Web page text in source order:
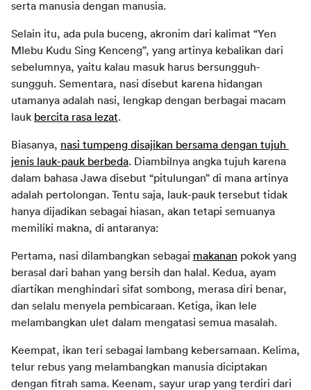
serta manusia dengan manusia.
Selain itu, ada pula buceng, akronim dari kalimat “Yen
Mlebu Kudu Sing Kenceng”, yang artinya kebalikan dari
sebelumnya, yaitu kalau masuk harus bersungguh-
sungguh. Sementara, nasi disebut karena hidangan
utamanya adalah nasi, lengkap dengan berbagai macam
lauk bercita rasa lezat.
Biasanya, nasi tumpeng disajikan bersama dengan tujuh
jenis lauk-pauk berbeda. Diambilnya angka tujuh karena
dalam bahasa Jawa disebut “pitulungan” di mana artinya
adalah pertolongan. Tentu saja, lauk-pauk tersebut tidak
hanya dijadikan sebagai hiasan, akan tetapi semuanya
memiliki makna, di antaranya:
Pertama, nasi dilambangkan sebagai makanan pokok yang
berasal dari bahan yang bersih dan halal. Kedua, ayam
diartikan menghindari sifat sombong, merasa diri benar,
dan selalu menyela pembicaraan. Ketiga, ikan lele
melambangkan ulet dalam mengatasi semua masalah.
Keempat, ikan teri sebagai lambang kebersamaan. Kelima,
telur rebus yang melambangkan manusia diciptakan
dengan fitrah sama. Keenam, sayur urap yang terdiri dari